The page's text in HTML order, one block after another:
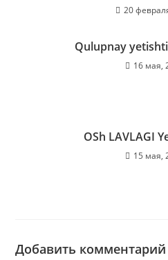
20
Qulupnay
16 мая,
OSh LАVLАGI
15 мая,
Добавить комментарий